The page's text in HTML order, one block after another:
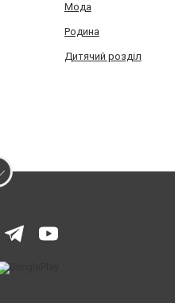
Мода
Родина
Дитячий розділ